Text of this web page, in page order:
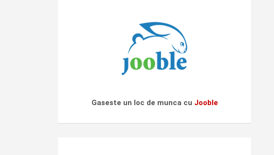
Gaseste un loc de munca cu Jooble